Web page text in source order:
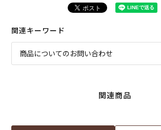
関連キーワード
商品についてのお問い合わせ
関連商品